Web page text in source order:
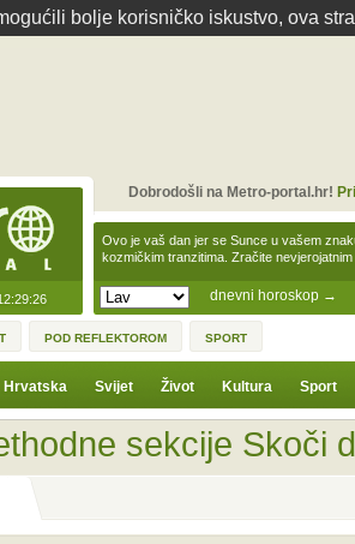
bolje korisničko iskustvo, ova
dnevni horoskop →
Ovo je vaš dan jer se Sunce u vašem
kozmičkim tranzitima. Zračite
Dobrodošli na Metro-portal.hr!
POD REFLEKTOROM SPORT
Hrvatska Svijet Život Kultura Sport
sekcije Skoči